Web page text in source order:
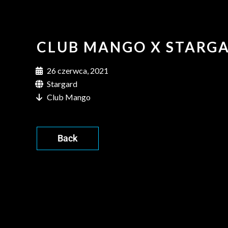
CLUB MANGO X
26 czerwca, 2021
Stargard
Club Mango
Back